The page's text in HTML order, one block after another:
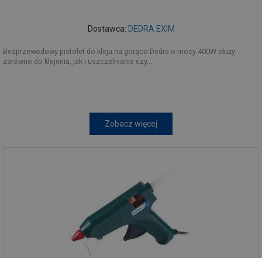
Dostawca: DEDRA EXIM
Bezprzewodowy pistolet do kleju na gorąco Dedra o mocy 400W służy
zarówno do klejenia, jak i uszczelniania czy...
Zobacz więcej